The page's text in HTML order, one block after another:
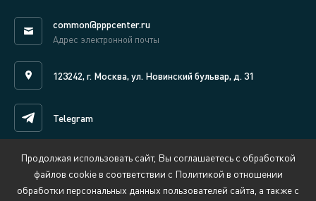
common@pppcenter.ru
Адрес электронной почты
123242, г. Москва, ул. Новинский бульвар, д. 31
Telegram
Написать нам онлайн
Продолжая использовать сайт, Вы соглашаетесь с обработкой
файлов cookie в соответствии с Политикой в отношении
обработки персональных данных пользователей сайта, а также с